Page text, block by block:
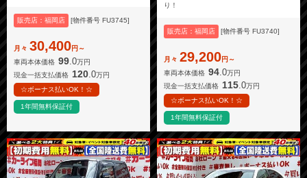
販売店：福岡店 [物件番号 FU3745]
月々 30,400円～
車両本体価格 99.0万円
現金一括支払価格 120 .0万円
☆ボーナス払いOK！☆
1年間無料保証付
り！
販売店：福岡店 [物件番号 FU3740]
月々 29,200円～
車両本体価格 94.0万円
現金一括支払価格 115 .0万円
☆ボーナス払いOK！☆
1年間無料保証付